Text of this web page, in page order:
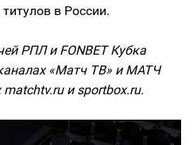
в России.
РПЛ и FONBET Кубка
«Матч ТВ» и МАТЧ
и sportbox.ru.